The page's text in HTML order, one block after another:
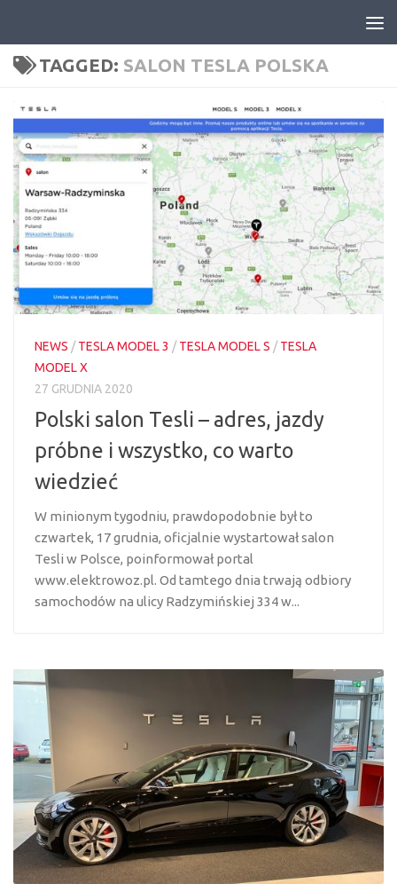
TAGGED: SALON TESLA POLSKA
NEWS /TESLA MODEL 3 /TESLA MODEL S /TESLA
MODEL X
27 GRUDNIA 2020
Polski salon Tesli – adres, jazdy
próbne i wszystko, co warto
wiedzieć
W minionym tygodniu, prawdopodobnie był to
czwartek, 17 grudnia, oficjalnie wystartował salon
Tesli w Polsce, poinformował portal
www.elektrowoz.pl. Od tamtego dnia trwają odbiory
samochodów na ulicy Radzymińskiej 334 w...